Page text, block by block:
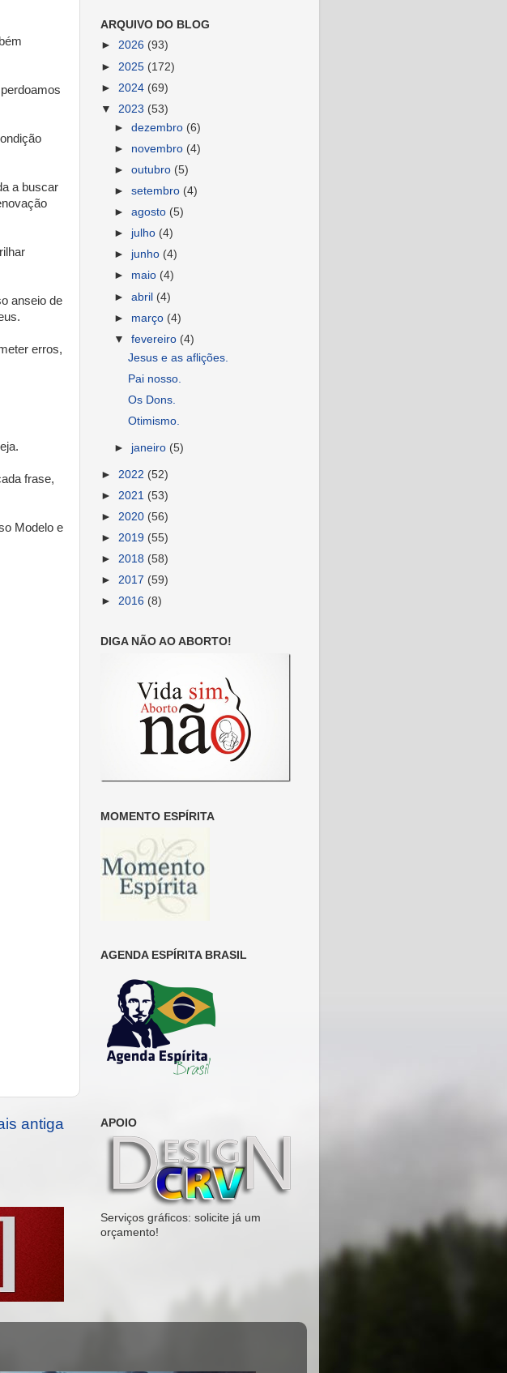
a buscar
anseio de
erros,
frase,
Modelo e
antiga
ARQUIVO DO BLOG
► 2026 (93)
► 2025 (172)
► 2024 (69)
▼ 2023 (53)
►dezembro (6)
► novembro (4)
►outubro (5)
►setembro (4)
►agosto (5)
► julho (4)
► junho (4)
► maio (4)
►abril (4)
► março (4)
▼fevereiro (4)
Jesus e as aflições.
Pai nosso.
Os Dons.
Otimismo.
► janeiro (5)
► 2022 (52)
► 2021 (53)
► 2020 (56)
► 2019 (55)
► 2018 (58)
► 2017 (59)
► 2016 (8)
DIGA NÃO AO ABORTO!
MOMENTO ESPÍRITA
AGENDA ESPÍRITA BRASIL
APOIO
Serviços gráficos: solicite já um
orçamento!